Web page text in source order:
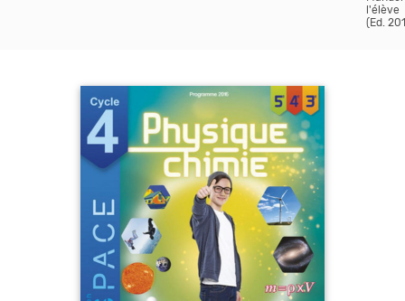
Se souvenir de moi
Mot de passe ou identifiant oublié
l'élève
(Ed.